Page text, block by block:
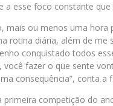
a esse foco constante que
mais ou menos uma
rotina diária, além de
conquistado todos
fazer o que sente
consequência”, conta a
primeira competição do